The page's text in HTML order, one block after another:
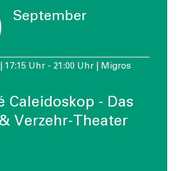
September
| 17:15 Uhr - 21:00 Uhr | Migros
Caleidoskop - Das
Verzehr-Theater